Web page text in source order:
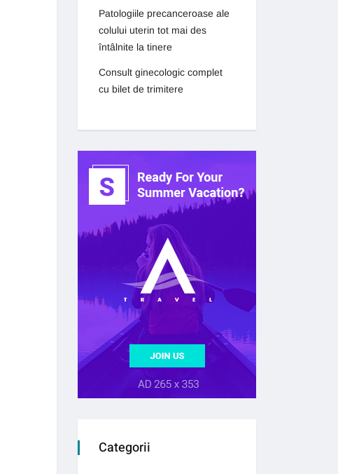
Patologiile precanceroase ale
colului uterin tot mai des
întâlnite la tinere
Consult ginecologic complet
cu bilet de trimitere
Categorii